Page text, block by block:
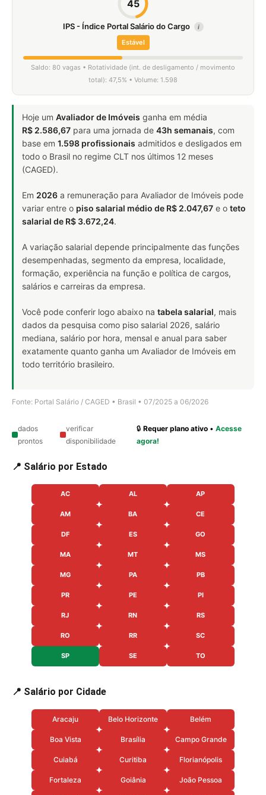
45
IPS - Índice Portal Salário do Cargo i
Estável
Saldo: 80 vagas • Rotatividade (int. de desligamento / movimento
total): 47,5% • Volume: 1.598
Hoje um Avaliador de Imóveis ganha em média
R$ 2.586,67 para uma jornada de 43h semanais, com
base em 1.598 profissionais admitidos e desligados em
todo o Brasil no regime CLT nos últimos 12 meses
(CAGED).
Em 2026 a remuneração para Avaliador de Imóveis pode
variar entre o piso salarial médio de R$ 2.047,67 e o teto
salarial de R$ 3.672,24.
A variação salarial depende principalmente das funções
desempenhadas, segmento da empresa, localidade,
formação, experiência na função e política de cargos,
salários e carreiras da empresa.
Você pode conferir logo abaixo na tabela salarial, mais
dados da pesquisa como piso salarial 2026, salário
mediana, salário por hora, mensal e anual para saber
exatamente quanto ganha um Avaliador de Imóveis em
todo território brasileiro.
Fonte: Portal Salário / CAGED • Brasil • 07/2025 a 06/2026
dados
prontos
verificar
disponibilidade
🔒Requer plano ativo •Acesse
agora!
📍 Salário por Estado
AC AL AP
AM BA CE
DF ES GO
MA MT MS
MG PA PB
PR PE PI
RJ RN RS
RO RR SC
SP SE TO
📍 Salário por Cidade
Aracaju Belo Horizonte Belém
Boa Vista Brasília Campo Grande
Cuiabá Curitiba Florianópolis
Fortaleza Goiânia João Pessoa